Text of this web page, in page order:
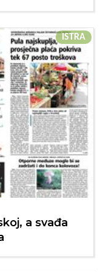
ISTRA
a svađa